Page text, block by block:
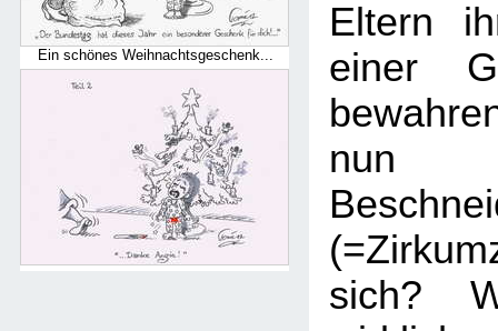
Ein schönes Weihnachtsgeschenk...
Eltern
einer
nun
sich?